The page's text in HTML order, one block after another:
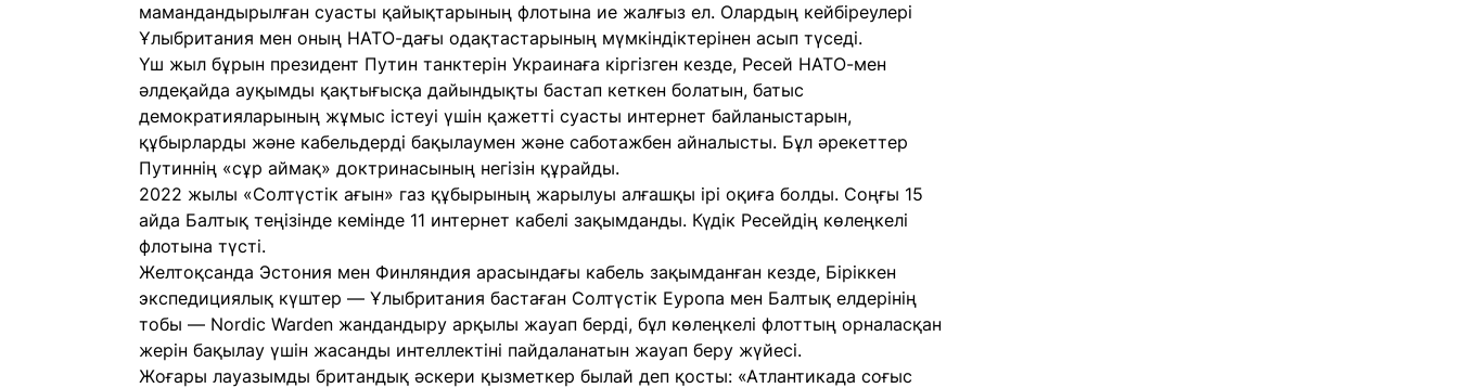
мамандандырылған суасты қайықтарының флотына ие жалғыз ел. Олардың кейбіреулері
Ұлыбритания мен оның НАТО-дағы одақтастарының мүмкіндіктерінен асып түседі.
Үш жыл бұрын президент Путин танктерін Украинаға кіргізген кезде, Ресей НАТО-мен
әлдеқайда ауқымды қақтығысқа дайындықты бастап кеткен болатын, батыс
демократияларының жұмыс істеуі үшін қажетті суасты интернет байланыстарын,
құбырларды және кабельдерді бақылаумен және саботажбен айналысты. Бұл әрекеттер
Путиннің «сұр аймақ» доктринасының негізін құрайды.
2022 жылы «Солтүстік ағын» газ құбырының жарылуы алғашқы ірі оқиға болды. Соңғы 15
айда Балтық теңізінде кемінде 11 интернет кабелі зақымданды. Күдік Ресейдің көлеңкелі
флотына түсті.
Желтоқсанда Эстония мен Финляндия арасындағы кабель зақымданған кезде, Біріккен
экспедициялық күштер — Ұлыбритания бастаған Солтүстік Еуропа мен Балтық елдерінің
тобы — Nordic Warden жандандыру арқылы жауап берді, бұл көлеңкелі флоттың орналасқан
жерін бақылау үшін жасанды интеллектіні пайдаланатын жауап беру жүйесі.
Жоғары лауазымды британдық әскери қызметкер былай деп қосты: «Атлантикада соғыс